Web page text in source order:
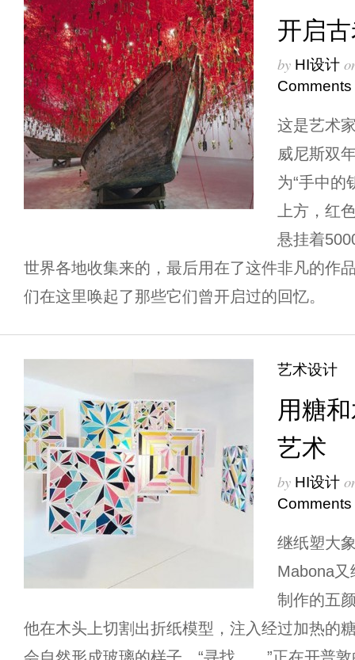
开启
by HI设计
Comments
这是艺术
威尼斯双
为“手中的
上方，红
悬挂着
世界各地收集来的，最后用在了这件非凡的作
们在这里唤起了那些它们曾开启过的回忆。
艺术设计
用糖
艺术
by HI设计
Comments
继纸塑大
Mabona
制作的五
他在木头上切割出折纸模型，注入经过加热的